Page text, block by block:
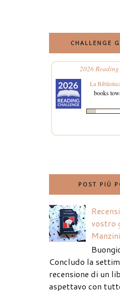
CHALLENGE
2026
La
books
POST PIÙ
vostro
Manzini
Concludo la
recensione di un
aspettavo con